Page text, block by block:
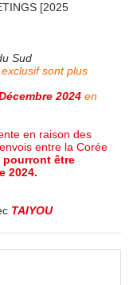
[2025
Sud
sont plus
2024 en
en raison des
entre la Corée
pourront être
2024.
TAIYOU